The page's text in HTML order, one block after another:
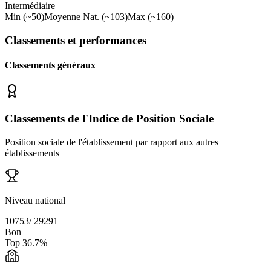
Intermédiaire
Min (~50)Moyenne Nat. (~103)Max (~160)
Classements et performances
Classements généraux
Classements de l'Indice de Position Sociale
Position sociale de l'établissement par rapport aux autres
établissements
Niveau national
10753/ 29291
Bon
Top 36.7%